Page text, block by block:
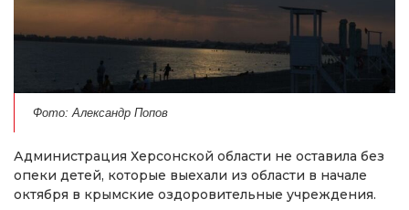
Фото: Александр Попов
Администрация Херсонской области не оставила без
опеки детей, которые выехали из области в начале
октября в крымские оздоровительные учреждения.